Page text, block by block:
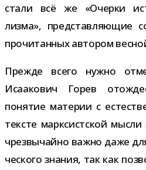
стали всё же «Очерки
лизма», пред­став­ля­ю­щие
про­чи­тан­ных авто­ром
Прежде всего нужно
Исаакович Горев
поня­тие мате­рии с
тек­сте марк­сист­ской
чрез­вы­чайно важно даже
че­ского зна­ния, так как